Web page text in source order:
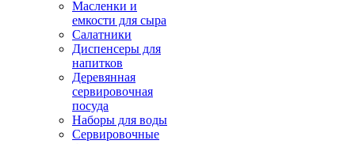
Масленки и
емкости для сыра
Салатники
Диспенсеры для
напитков
Деревянная
сервировочная
посуда
Наборы для воды
Сервировочные